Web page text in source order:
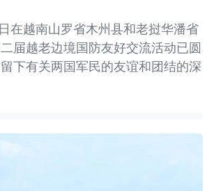
在越南山罗省木州县和老挝华潘省
届越老边境国防友好交流活动已圆
下有关两国军民的友谊和团结的深